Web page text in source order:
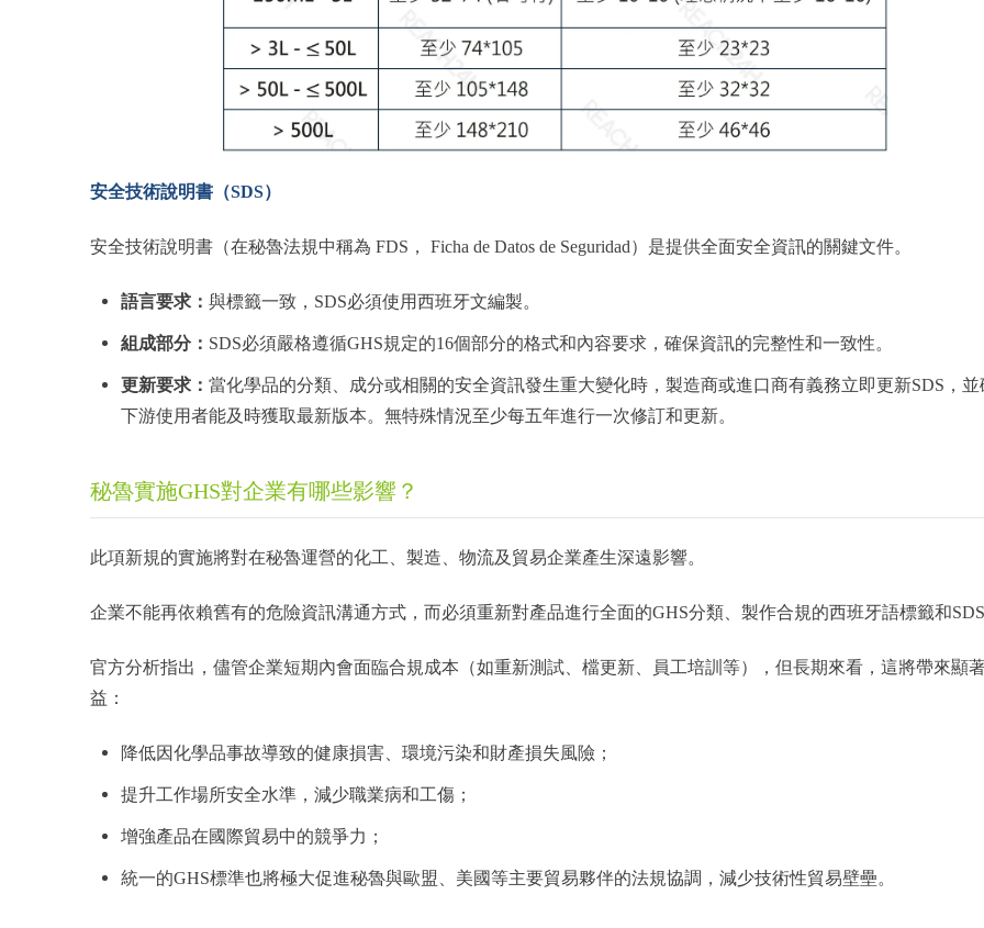
安全技術說明書（SDS）
安全技術說明書（在秘魯法規中稱為 FDS， Ficha de Datos de Seguridad）是提供全面安全資訊的關鍵文件。
語言要求： 與標籤一致，SDS必須使用西班牙文編製。
組成部分： SDS必須嚴格遵循GHS規定的16個部分的格式和內容要求，確保資訊的完整性和一致性。
更新要求： 當化學品的分類、成分或相關的安全資訊發生重大變化時，製造商或進口商有義務立即更新SDS，並
下游使用者能及時獲取最新版本。無特殊情況至少每五年進行一次修訂和更新。
秘魯實施GHS對企業有哪些影響？
此項新規的實施將對在秘魯運營的化工、製造、物流及貿易企業產生深遠影響。
企業不能再依賴舊有的危險資訊溝通方式，而必須重新對產品進行全面的GHS分類、製作合規的西班牙語標籤和
官方分析指出，儘管企業短期內會面臨合規成本（如重新測試、檔更新、員工培訓等），但長期來看，這將帶來顯
益：
降低因化學品事故導致的健康損害、環境污染和財產損失風險；
提升工作場所安全水準，減少職業病和工傷；
增強產品在國際貿易中的競爭力；
統一的GHS標準也將極大促進秘魯與歐盟、美國等主要貿易夥伴的法規協調，減少技術性貿易壁壘。